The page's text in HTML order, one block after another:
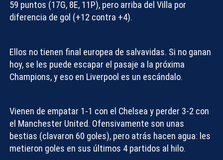
59 puntos (17G, 8E, 11P), pero arriba del Villa por
diferencia de gol (+12 contra +4).
Ellos no tienen final europea de salvavidas. Si no ganan
hoy, se les puede escapar el pasaje a la próxima
Champions, y eso en Liverpool es un escándalo.
Vienen de empatar 1-1 con el Chelsea y perder 3-2 con
el Manchester United. Ofensivamente son unas
bestias (clavaron 60 goles), pero atrás hacen agua: les
metieron goles en sus últimos 4 partidos al hilo.